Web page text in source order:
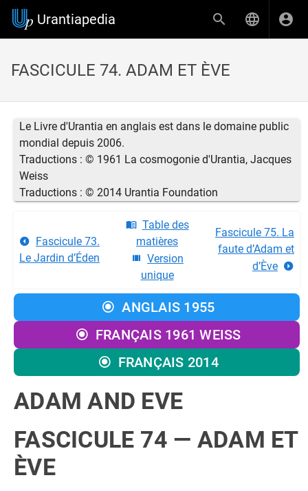
Urantiapedia
FASCICULE 74. ADAM ET ÈVE
Le Livre d'Urantia en anglais est dans le domaine public
mondial depuis 2006.
Traductions : © 1961 La cosmogonie d'Urantia, Jacques
Weiss
Traductions : © 2014 Urantia Foundation
Fascicule 73.
Le Jardin d’Éden
Table des
matières
Version
unique
Fascicule 75. La
faute d’Adam et
d’Ève
ANGLAIS 1955
FRANÇAIS 1961 WEISS
FRANÇAIS 2014
ADAM AND EVE
FASCICULE 74 — ADAM ET
ÈVE